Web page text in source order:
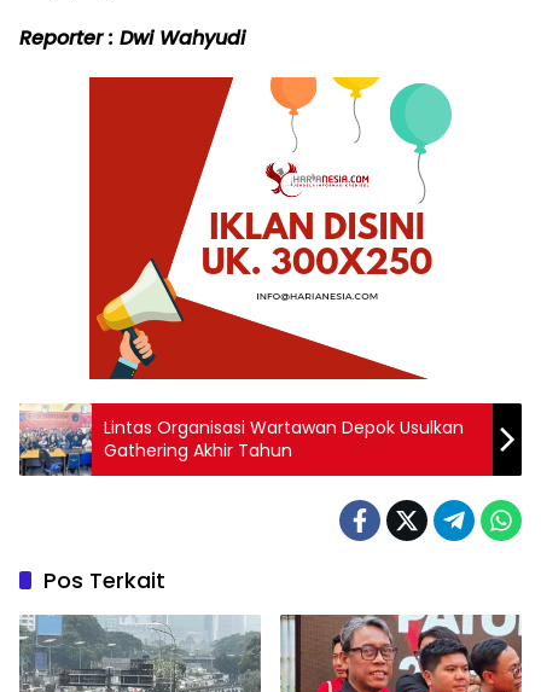
Reporter : Dwi Wahyudi
Lintas Organisasi Wartawan Depok Usulkan
Gathering Akhir Tahun
Pos Terkait